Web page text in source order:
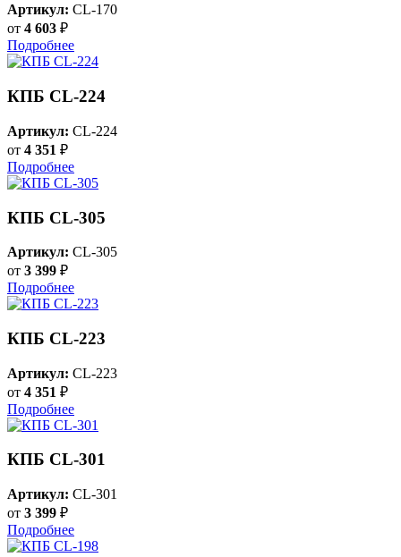
Артикул: CL-170
от 4 603 ₽
Подробнее
КПБ CL-224
Артикул: CL-224
от 4 351 ₽
Подробнее
КПБ CL-305
Артикул: CL-305
от 3 399 ₽
Подробнее
КПБ CL-223
Артикул: CL-223
от 4 351 ₽
Подробнее
КПБ CL-301
Артикул: CL-301
от 3 399 ₽
Подробнее